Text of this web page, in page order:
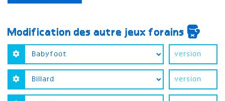
Modification des autre jeux forains